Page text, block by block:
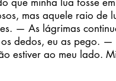
mas aquele raio de
— As lágrimas
dedos, eu as pego.
estiver ao meu lado.